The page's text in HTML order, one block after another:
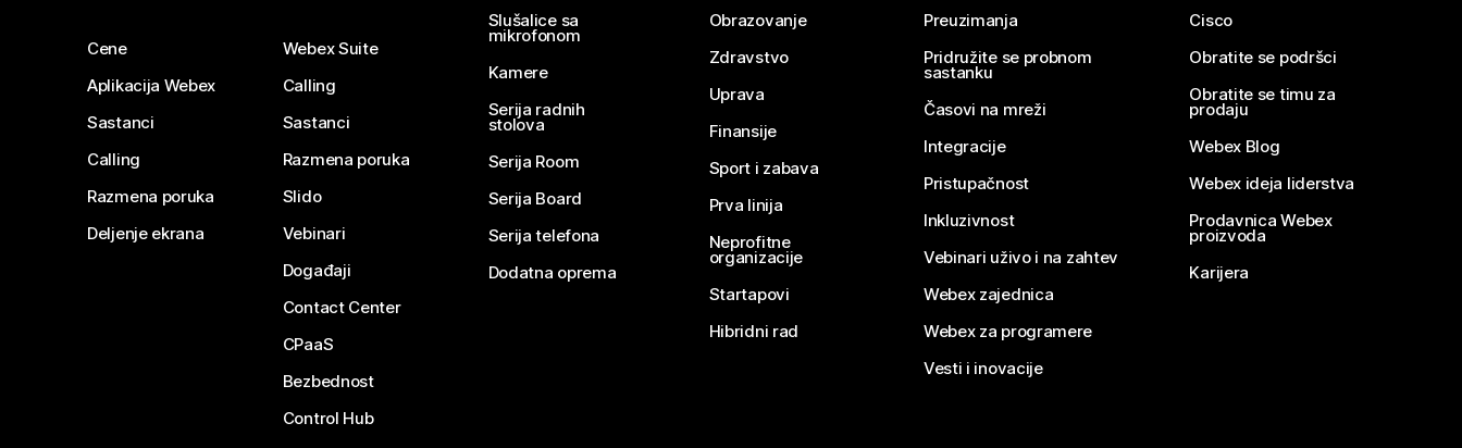
Pošaljite pitanje
Cene
Aplikacija Webex
Sastanci
Calling
Razmena poruka
Deljenje ekrana
Webex Suite
Calling
Sastanci
Razmena poruka
Slido
Vebinari
Događaji
Contact Center
CPaaS
Bezbednost
Control Hub
Slušalice sa
mikrofonom
Kamere
Serija radnih
stolova
Serija Room
Serija Board
Serija telefona
Dodatna oprema
Obrazovanje
Zdravstvo
Uprava
Finansije
Sport i zabava
Prva linija
Neprofitne
organizacije
Startapovi
Hibridni rad
Preuzimanja
Pridružite se probnom
sastanku
Časovi na mreži
Integracije
Pristupačnost
Inkluzivnost
Vebinari uživo i na zahtev
Webex zajednica
Webex za programere
Vesti i inovacije
Cisco
Obratite se podršci
Obratite se timu za
prodaju
Webex Blog
Webex ideja liderstva
Prodavnica Webex
proizvoda
Karijera